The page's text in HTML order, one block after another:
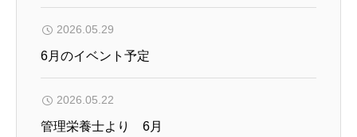
2026.05.29
6月のイベント予定
2026.05.22
管理栄養士より 6月